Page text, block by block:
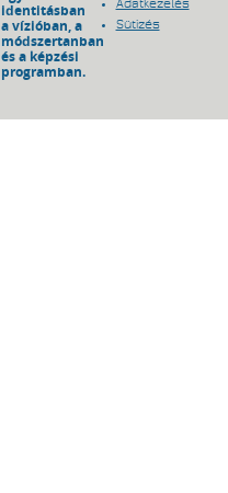
identitásban
a vízióban, a
módszertanban
és a képzési
programban.
Adatkezelés
Sütizés